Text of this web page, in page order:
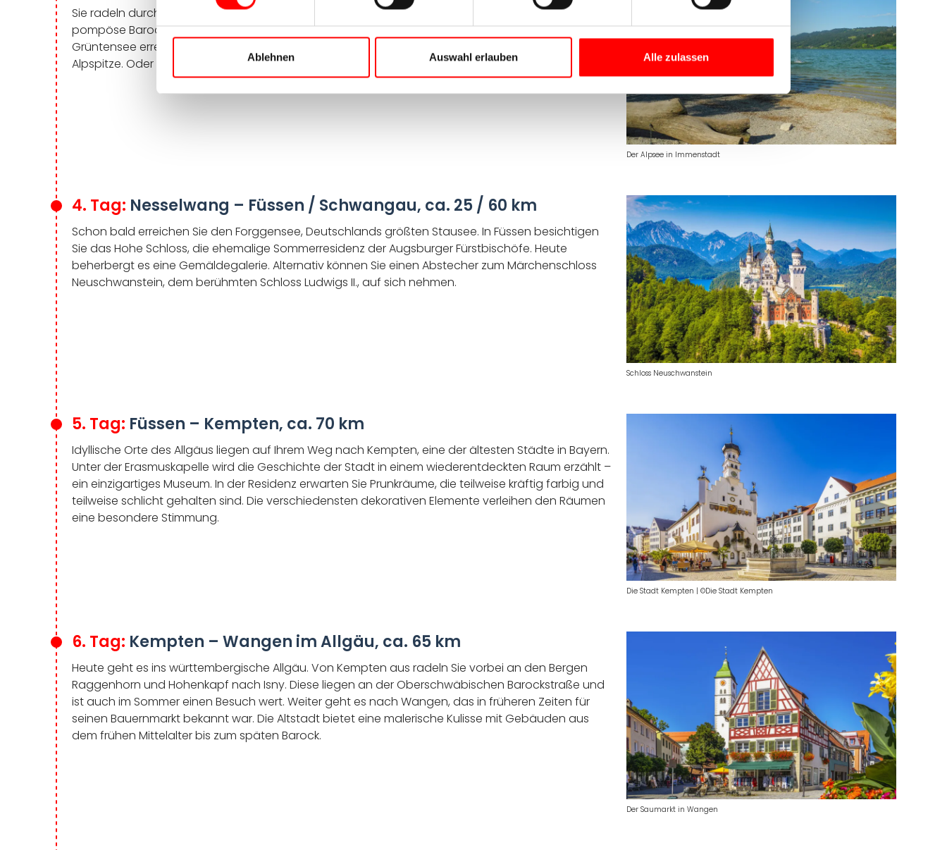
Ablehnen Auswahl erlauben Alle zulassen
Sie radeln durch herrliche Täler am großen Alpsee vorbei nach Immenstadt. Grüne Kuhweiden,
pompöse Barockkirchen und kristallblaues Wasser bestimmen das Landschaftsbild. Nach dem
Grüntensee erreichen Sie Nesselwang. Wenn Sie möchten, bringt die Bergbahn Sie auf die
Alpspitze. Oder Sie staunen über die mehr als 2500 bemalten und verzierten Eier im Ostermuseum.
Der Alpsee in Immenstadt
4. Tag: Nesselwang – Füssen / Schwangau, ca. 25 / 60 km
Schon bald erreichen Sie den Forggensee, Deutschlands größten Stausee. In Füssen besichtigen
Sie das Hohe Schloss, die ehemalige Sommerresidenz der Augsburger Fürstbischöfe. Heute
beherbergt es eine Gemäldegalerie. Alternativ können Sie einen Abstecher zum Märchenschloss
Neuschwanstein, dem berühmten Schloss Ludwigs II., auf sich nehmen.
Schloss Neuschwanstein
5. Tag: Füssen – Kempten, ca. 70 km
Idyllische Orte des Allgäus liegen auf Ihrem Weg nach Kempten, eine der ältesten Städte in Bayern.
Unter der Erasmuskapelle wird die Geschichte der Stadt in einem wiederentdeckten Raum erzählt –
ein einzigartiges Museum. In der Residenz erwarten Sie Prunkräume, die teilweise kräftig farbig und
teilweise schlicht gehalten sind. Die verschiedensten dekorativen Elemente verleihen den Räumen
eine besondere Stimmung.
Die Stadt Kempten | ©Die Stadt Kempten
6. Tag: Kempten – Wangen im Allgäu, ca. 65 km
Heute geht es ins württembergische Allgäu. Von Kempten aus radeln Sie vorbei an den Bergen
Raggenhorn und Hohenkapf nach Isny. Diese liegen an der Oberschwäbischen Barockstraße und
ist auch im Sommer einen Besuch wert. Weiter geht es nach Wangen, das in früheren Zeiten für
seinen Bauernmarkt bekannt war. Die Altstadt bietet eine malerische Kulisse mit Gebäuden aus
dem frühen Mittelalter bis zum späten Barock.
Der Saumarkt in Wangen